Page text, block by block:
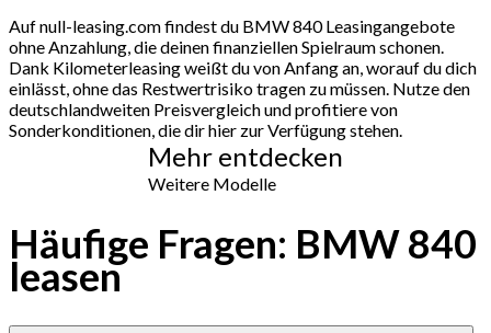
Auf null-leasing.com findest du BMW 840 Leasingangebote
ohne Anzahlung, die deinen finanziellen Spielraum schonen.
Dank Kilometerleasing weißt du von Anfang an, worauf du dich
einlässt, ohne das Restwertrisiko tragen zu müssen. Nutze den
deutschlandweiten Preisvergleich und profitiere von
Sonderkonditionen, die dir hier zur Verfügung stehen.
Mehr entdecken
Weitere Modelle
Häufige Fragen: BMW 840
leasen